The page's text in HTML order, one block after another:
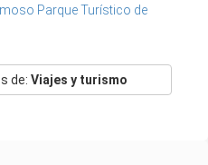
Parque Turístico de
de:Viajes y turismo